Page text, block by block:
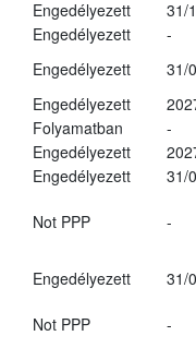
Engedélyezett
31/
Engedélyezett
-
Engedélyezett
31/
Engedélyezett
Folyamatban
-
Engedélyezett
Engedélyezett
31/
Not PPP -
Engedélyezett
31/
Not PPP
-